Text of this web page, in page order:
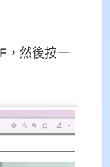
，然後按一